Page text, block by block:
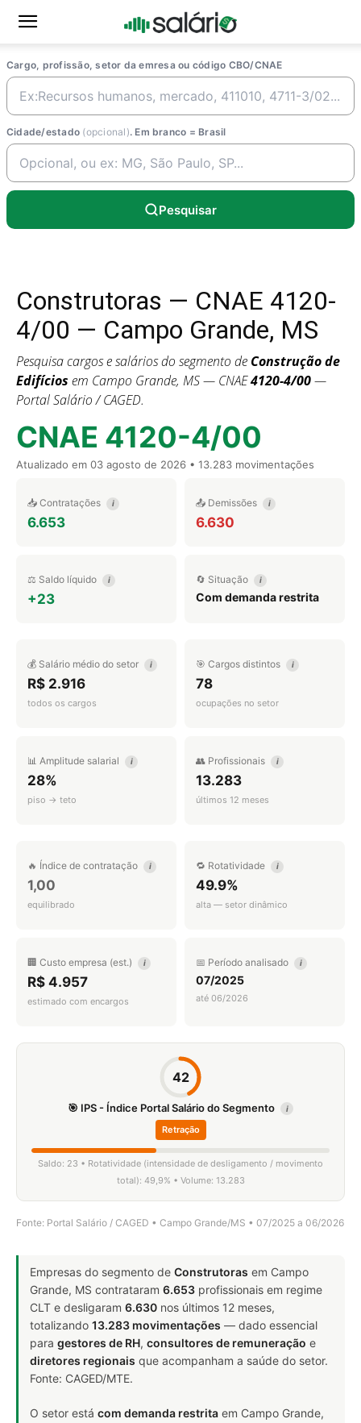
Cargo, profissão, setor da emresa ou código CBO/CNAE
Cidade/estado (opcional). Em branco = Brasil
Pesquisar
Construtoras — CNAE 4120-
4/00 — Campo Grande, MS
Pesquisa cargos e salários do segmento de Construção de
Edifícios em Campo Grande, MS — CNAE4120-4/00—
Portal Salário / CAGED.
CNAE 4120-4/00
Atualizado em 03 agosto de 2026 • 13.283 movimentações
📥 Contratações i
6.653
📤 Demissões i
6.630
⚖️ Saldo líquido i
+23
🔄 Situação i
Com demanda restrita
💰 Salário médio do setor i
R$ 2.916
todos os cargos
🎯 Cargos distintos i
78
ocupações no setor
📊 Amplitude salarial i
28%
piso → teto
👥 Profissionais i
13.283
últimos 12 meses
🔥 Índice de contratação i
1,00
equilibrado
🔁 Rotatividade i
49.9%
alta — setor dinâmico
🏢 Custo empresa (est.) i
R$ 4.957
estimado com encargos
📅 Período analisado i
07/2025
até 06/2026
42
🎯 IPS - Índice Portal Salário do Segmento i
Retração
Saldo: 23 • Rotatividade (intensidade de desligamento / movimento
total): 49,9% • Volume: 13.283
Fonte: Portal Salário / CAGED • Campo Grande/MS • 07/2025 a 06/2026
Empresas do segmento de Construtoras em Campo
Grande, MS contrataram 6.653 profissionais em regime
CLT e desligaram 6.630 nos últimos 12 meses,
totalizando 13.283 movimentações — dado essencial
para gestores de RH, consultores de remuneração e
diretores regionais que acompanham a saúde do setor.
Fonte: CAGED/MTE.
O setor está com demanda restrita em Campo Grande,